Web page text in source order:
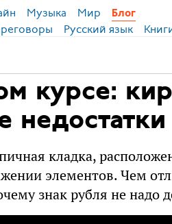
Музыка Мир Блог
Русский язык
курсе:
кладка,
элементов. Чем
знак рубля не надо